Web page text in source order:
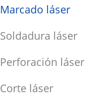
Marcado láser
Soldadura láser
Perforación láser
Corte láser